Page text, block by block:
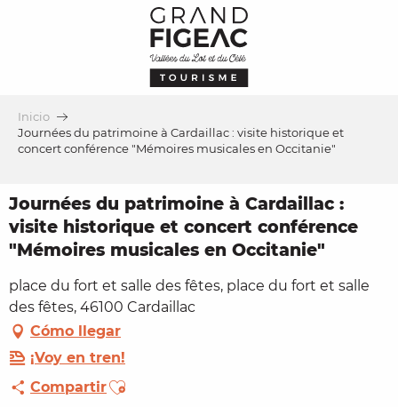
Inicio
Journées du patrimoine à Cardaillac : visite historique et
concert conférence "Mémoires musicales en Occitanie"
Journées du patrimoine à Cardaillac :
visite historique et concert conférence
"Mémoires musicales en Occitanie"
place du fort et salle des fêtes, place du fort et salle
des fêtes, 46100 Cardaillac
Cómo llegar
¡Voy en tren!
CompartirAjouter aux favoris